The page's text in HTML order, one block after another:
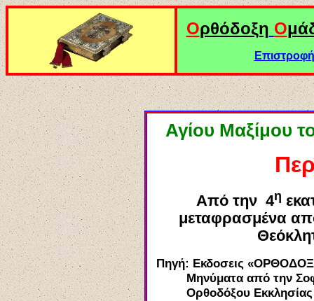
Ορθόδοξη Ο
Αγίου Μαξίμου
Από την 4η
μεταφρασμένα
Πηγή: Εκδοσεις
Μηνύματα από την
Ορθοδόξου